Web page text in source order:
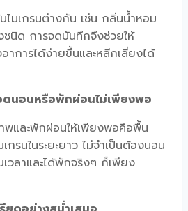
ไมเกรนต่างกัน เช่น กลิ่นน้ำหอม
ชนิด การจดบันทึกจึงช่วยให้
าการได้ง่ายขึ้นและหลีกเลี่ยงได้
ดนอนหรือพักผ่อนไม่เพียงพอ
และพักผ่อนให้เพียงพอคือพื้น
รนในระยะยาว ไม่จำเป็นต้องนอน
เวลาและได้พักจริงๆ ก็เพียง